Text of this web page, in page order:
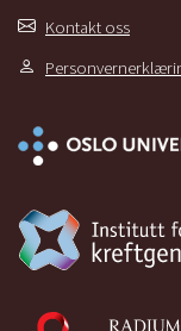
Kontakt oss